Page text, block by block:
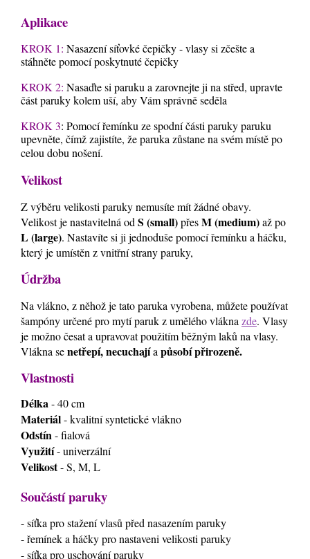
Aplikace
KROK 1: Nasazení síťovké čepičky - vlasy si zčešte a
stáhněte pomocí poskytnuté čepičky
KROK 2: Nasaďte si paruku a zarovnejte ji na střed, upravte
část paruky kolem uší, aby Vám správně seděla
KROK 3: Pomocí řemínku ze spodní části paruky paruku
upevněte, čímž zajistíte, že paruka zůstane na svém místě po
celou dobu nošení.
Velikost
Z výběru velikosti paruky nemusíte mít žádné obavy.
Velikost je nastavitelná od S (small)přesM (medium)až po
L (large). Nastavíte si ji jednoduše pomocí řemínku a háčku,
který je umístěn z vnitřní strany paruky,
Údržba
Na vlákno, z něhož je tato paruka vyrobena, můžete používat
šampóny určené pro mytí paruk z umělého vláknazde. Vlasy
je možno česat a upravovat použitím běžným laků na vlasy.
Vlákna senetřepí, necuchajíapůsobí přirozeně.
Vlastnosti
Délka- 40 cm
Materiál- kvalitní syntetické vlákno
Odstín- fialová
Využití- univerzální
Velikost- S, M, L
Součástí paruky
- síťka pro stažení vlasů před nasazením paruky
- řemínek a háčky pro nastaveni velikosti paruky
- síťka pro uschování paruky